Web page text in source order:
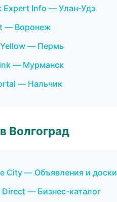
Expert Info — Улан-Удэ
— Воронеж
— Пермь
— Мурманск
— Нальчик
Волгоград
City — Объявления и доски
— Бизнес-каталог